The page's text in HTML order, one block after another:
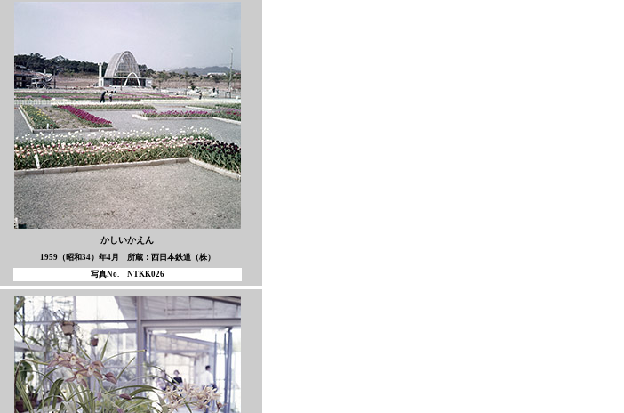
かしいかえん
1959（昭和34）年4月 所蔵：西日本鉄道（株）
写真No. NTKK026